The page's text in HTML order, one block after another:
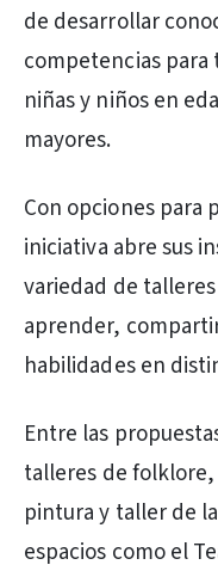
de desarrollar
competencias
niñas y niños en
mayores.
Con opciones para
iniciativa abre sus
variedad de
aprender,
habilidades en
Entre las
talleres de
pintura y taller de
espacios como el